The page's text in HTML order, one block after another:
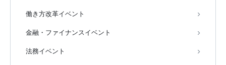
働き方改革イベント
金融・ファイナンスイベント
法務イベント